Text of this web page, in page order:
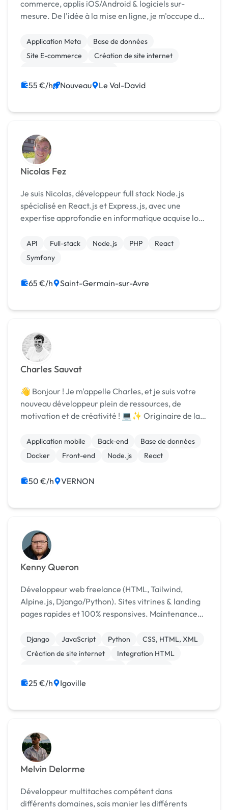
commerce, applis iOS/Android & logiciels sur-
mesure. De l'idée à la mise en ligne, je m'occupe de
Application Meta
Base de données
Site E-commerce
Création de site internet
Migration ou refonte de site
Site clé en main
55 €/h Nouveau Le Val-David
Nicolas Fez
Je suis Nicolas, développeur full stack Node.js
spécialisé en React.js et Express.js, avec une
expertise approfondie en informatique acquise lors
passionné par la création de solutions sur mesure...
API Full-stack Node.js PHP
React
Symfony
65 €/h Saint-Germain-sur-Avre
Charles Sauvat
👋 Bonjour ! Je m'appelle Charles, et je suis votre
nouveau développeur plein de ressources, de
motivation et de créativité ! 💻✨ Originaire de la
une école web de Rouen, où j'ai transformé mes
étu...
Application mobile Back-end
Base de données
Docker
Front-end Node.js React
50 €/h VERNON
Kenny Queron
Développeur web freelance (HTML, Tailwind,
Alpine.js, Django/Python). Sites vitrines & landing
pages rapides et 100% responsives. Maintenance
Django JavaScript Python
CSS, HTML, XML
Création de site internet
Integration HTML
25 €/h Igoville
Melvin Delorme
Développeur multitaches compétent dans
différents domaines, sais manier les différents